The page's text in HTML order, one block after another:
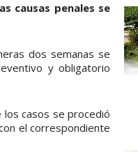
causas penales se
dos semanas se
y obligatorio
los casos se procedió
el correspondiente